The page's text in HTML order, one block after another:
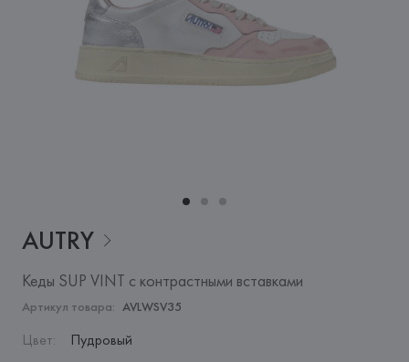
AUTRY
Кеды SUP VINT с контрастными вставками
Артикул товара: AVLWSV35
Цвет: Пудровый